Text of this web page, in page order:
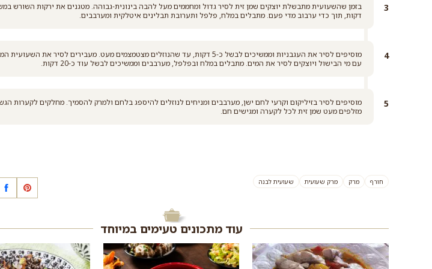
דקות, תוך כדי ערבוב מדי פעם. מתבלים במלח, פלפל ותערובת תבלינים איטלקית ומערבבים.
מוסיפים לסיר את העגבניות וממשיכים לבשל כ-5 דקות, עד שהנוזלים מצטמצמים מעט. מעבירים לסיר את
עם מי הבישול ויוצקים לסיר את המים. מתבלים במלח ובפלפל, מערבבים וממשיכים לבשל עוד כ-20 דקות.
מוסיפים לסיר בזיליקום וקרעי לחם ישן, מערבבים ומניחים לנוזלים להיספג בלחם ולמרק להסמיך. מחלקים לקערות
מזלפים מעט שמן זית לכל לקערה ומגישים חם.
חורף מרק מרק שעועית שעועית לבנה
עוד מתכונים טעימים במיוחד